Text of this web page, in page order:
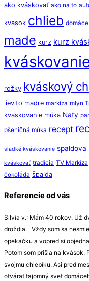
ako kváskovať ako na to
kvasok chlieb
made kurz kurz
rožky kváskový
lievito madre markíza mlyn
kvaskovanie múka Naty
pšeničná múka recept
sladké kváskovanie spaldova
kváskovať tradícia TV Markíza
čokoláda špalda
Referencie od vás
Silvia v.: Mám 40 rokov. Už
droždia. Vždy som sa
opekačku a vopred si
Potom som prišla na kvások.
svojmu chlebíku. Asi pred
otvárať tajomný svet